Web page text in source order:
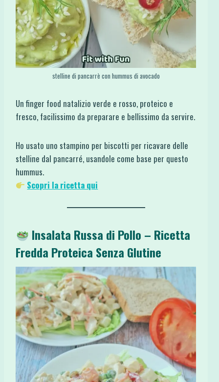
stelline di pancarrè con hummus di avocado
Un finger food natalizio verde e rosso, proteico e
fresco, facilissimo da preparare e bellissimo da servire.
Ho usato uno stampino per biscotti per ricavare delle
stelline dal pancarré, usandole come base per questo
hummus.
Scopri la ricetta qui
Insalata Russa di Pollo – Ricetta
Fredda Proteica Senza Glutine